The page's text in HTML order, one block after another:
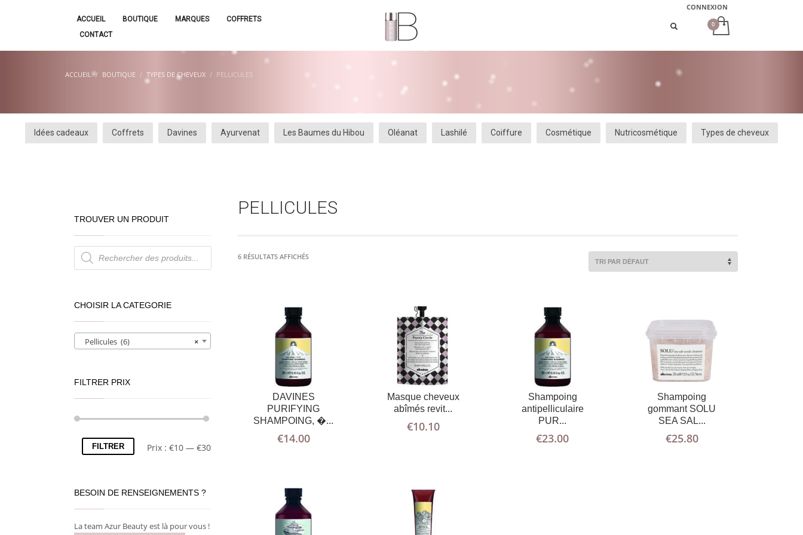
CONNEXION
ACCUEIL BOUTIQUE MARQUES
COFFRETS
CONTACT
ACCUEIL BOUTIQUE TYPES DE CHEVEUX PELLICULES
Idées cadeaux Coffrets Davines Ayurvenat Les Baumes du Hibou Oléanat Lashilé Coiffure Cosmétique Nutricosmétique Types de cheveux
PELLICULES
6 RÉSULTATS AFFICHÉS
DAVINES
PURIFYING
SHAMPOING, �...
€14.00
AU PANIER
D'INFOS
Masque cheveux
abîmés revit...
€10.10
Shampoing
antipelliculaire
PUR...
€23.00
Shampoing
gommant SOLU
SEA SAL...
€25.80
AJOUTER
AU PANIER
PLUS
D'INFOS
AJOUTER
AU PANIER
PLUS
D'INFOS
TROUVER UN PRODUIT
Recherche
de
produits
CHOISIR LA CATEGORIE
×
Pellicules (6)
FILTRER PRIX
FILTRER Prix :€10 —€30
BESOIN DE RENSEIGNEMENTS ?
La team Azur Beauty est là pour vous !